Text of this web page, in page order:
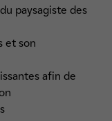
paysagiste des
et son
afin de